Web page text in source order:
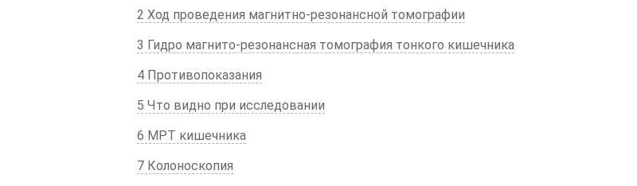
2 Ход проведения магнитно-резонансной томографии
3 Гидро магнито-резонансная томография тонкого кишечника
4 Противопоказания
5 Что видно при исследовании
6 МРТ кишечника
7 Колоноскопия